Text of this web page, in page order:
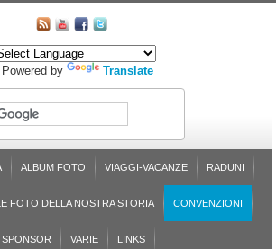
Powered by Translate
ALBUM FOTO VIAGGI-VACANZE RADUNI
FOTO DELLA NOSTRA STORIA CONVENZIONI
SPONSOR VARIE LINKS